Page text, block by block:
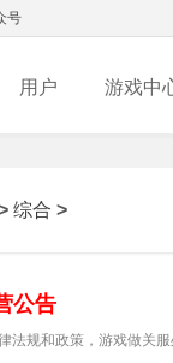
号
用户 游戏中
综合 >
公告